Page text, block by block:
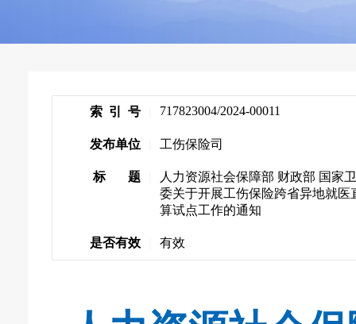
索 引 号 717823004/2024-00011
发布单位 工伤保险司
标 题
人力资源社会保障部 财政部 国家
委关于开展工伤保险跨省异地就医
算试点工作的通知
是否有效 有效